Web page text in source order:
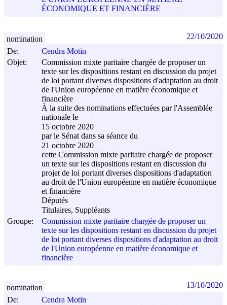
ÉCONOMIQUE ET FINANCIÈRE
De:
Cendra Motin
Objet:
Commission mixte paritaire chargée de proposer un
texte sur les dispositions restant en discussion du projet
de loi portant diverses dispositions d'adaptation au droit
de l'Union européenne en matière économique et
financière
À la suite des nominations effectuées par l'Assemblée
nationale le
15 octobre 2020
par le Sénat dans sa séance du
21 octobre 2020
cette Commission mixte paritaire chargée de proposer
un texte sur les dispositions restant en discussion du
projet de loi portant diverses dispositions d'adaptation
au droit de l'Union européenne en matière économique
et financière
Députés
Titulaires, Suppléants
Groupe:
Commission mixte paritaire chargée de proposer un
texte sur les dispositions restant en discussion du projet
de loi portant diverses dispositions d'adaptation au droit
de l'Union européenne en matière économique et
financière
nomination 22/10/2020
De:
Cendra Motin
nomination 13/10/2020